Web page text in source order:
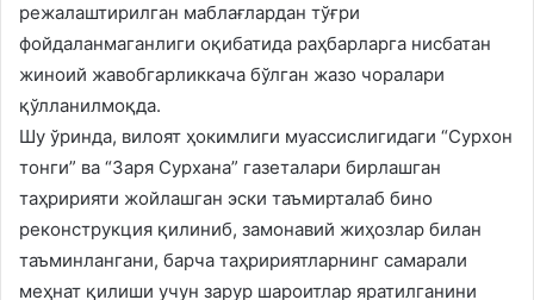
режалаштирилган маблағлардан тўғри
фойдаланмаганлиги оқибатида раҳбарларга нисбатан
жиноий жавобгарликкача бўлган жазо чоралари
қўлланилмоқда.
Шу ўринда, вилоят ҳокимлиги муассислигидаги “Сурхон
тонги” ва “Заря Сурхана” газеталари бирлашган
таҳририяти жойлашган эски таъмирталаб бино
реконструкция қилиниб, замонавий жиҳозлар билан
таъминлангани, барча таҳририятларнинг самарали
меҳнат қилиши учун зарур шароитлар яратилганини